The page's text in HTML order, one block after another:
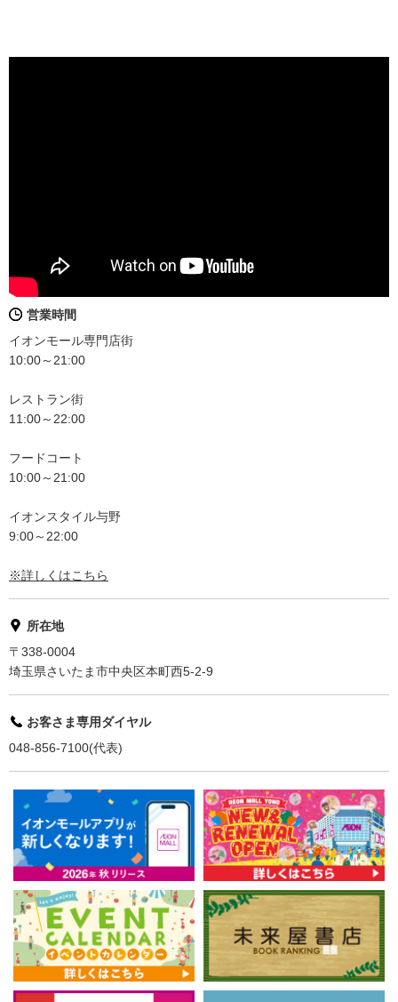
営業時間
イオンモール専門店街
10:00～21:00
レストラン街
11:00～22:00
フードコート
10:00～21:00
イオンスタイル与野
9:00～22:00
※詳しくはこちら
所在地
〒338-0004
埼玉県さいたま市中央区本町西5-2-9
お客さま専用ダイヤル
048-856-7100(代表)